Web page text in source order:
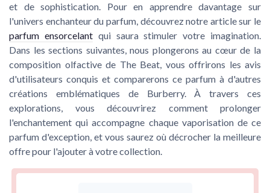
et de sophistication. Pour en apprendre davantage sur
l'univers enchanteur du parfum, découvrez notre article sur le
parfum ensorcelantqui saura stimuler votre imagination.
Dans les sections suivantes, nous plongerons au cœur de la
composition olfactive de The Beat, vous offrirons les avis
d'utilisateurs conquis et comparerons ce parfum à d'autres
créations emblématiques de Burberry. À travers ces
explorations, vous découvrirez comment prolonger
l'enchantement qui accompagne chaque vaporisation de ce
parfum d'exception, et vous saurez où décrocher la meilleure
offre pour l'ajouter à votre collection.